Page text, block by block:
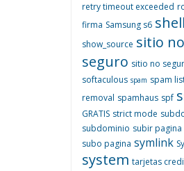
retry timeout exceeded
firma Samsung s6
show_source sitio
seguro sitio no
softaculous spam spam
removal spamhaus spf
GRATIS strict mode
subdominio subir pagina
subo pagina symlink
system tarjetas